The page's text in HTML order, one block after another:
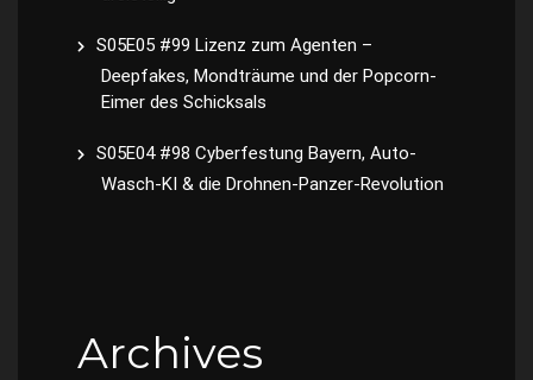
S05E05 #99 Lizenz zum Agenten –
Deepfakes, Mondträume und der Popcorn-
Eimer des Schicksals
S05E04 #98 Cyberfestung Bayern, Auto-
Wasch-KI & die Drohnen-Panzer-Revolution
Archives